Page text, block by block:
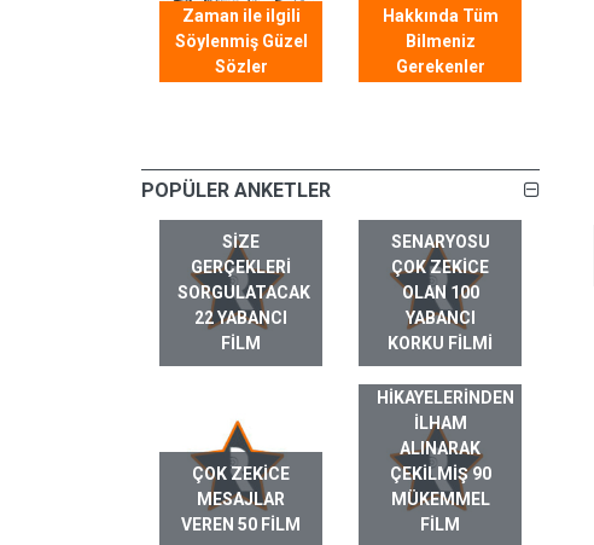
Zaman ile ilgili
Söylenmiş Güzel
Sözler
Hakkında Tüm
Bilmeniz
Gerekenler
POPÜLER ANKETLER
SIZE
GERÇEKLERI
SORGULATACAK
22 YABANCI
FILM
SENARYOSU
ÇOK ZEKICE
OLAN 100
YABANCI
KORKU FILMI
ÇOK ZEKICE
MESAJLAR
VEREN 50 FILM
GERÇEK HAYAT
HIKAYELERINDEN
ILHAM
ALINARAK
ÇEKILMIŞ 90
MÜKEMMEL
FILM